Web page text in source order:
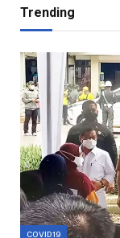
Trending
COVID19